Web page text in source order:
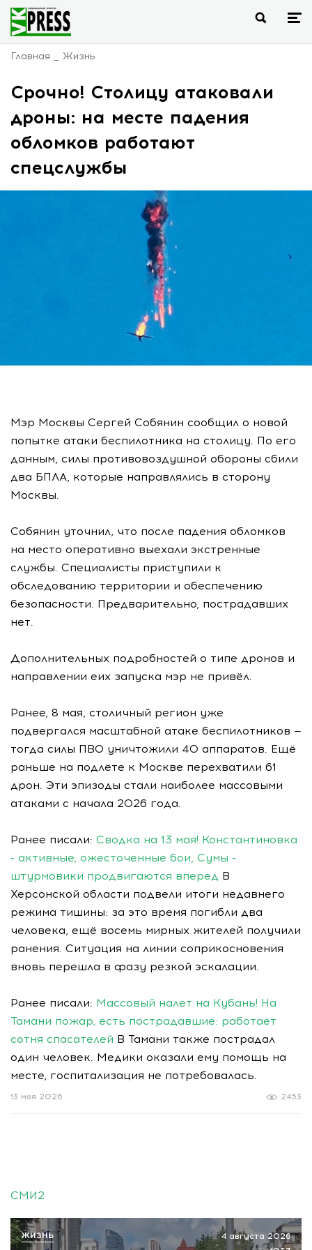
Главная Жизнь
Срочно! Столицу атаковали
дроны: на месте падения
обломков работают
спецслужбы
Мэр Москвы Сергей Собянин сообщил о новой
попытке атаки беспилотника на столицу. По его
данным, силы противовоздушной обороны сбили
два БПЛА, которые направлялись в сторону
Москвы.
Собянин уточнил, что после падения обломков
на место оперативно выехали экстренные
службы. Специалисты приступили к
обследованию территории и обеспечению
безопасности. Предварительно, пострадавших
нет.
Дополнительных подробностей о типе дронов и
направлении еих запуска мэр не привёл.
Ранее, 8 мая, столичный регион уже
подвергался масштабной атаке беспилотников —
тогда силы ПВО уничтожили 40 аппаратов. Ещё
раньше на подлёте к Москве перехватили 61
дрон. Эти эпизоды стали наиболее массовыми
атаками с начала 2026 года.
Ранее писали: Сводка на 13 мая! Константиновка
- активные, ожесточенные бои, Сумы -
штурмовики продвигаются вперед В
Херсонской области подвели итоги недавнего
режима тишины: за это время погибли два
человека, ещё восемь мирных жителей получили
ранения. Ситуация на линии соприкосновения
вновь перешла в фазу резкой эскалации.
Ранее писали: Массовый налет на Кубань! На
Тамани пожар, есть пострадавшие: работает
сотня спасателей В Тамани также пострадал
один человек. Медики оказали ему помощь на
месте, госпитализация не потребовалась.
2453
13 мая 2026
СМИ2
4 августа 2026
ЖИЗНЬ